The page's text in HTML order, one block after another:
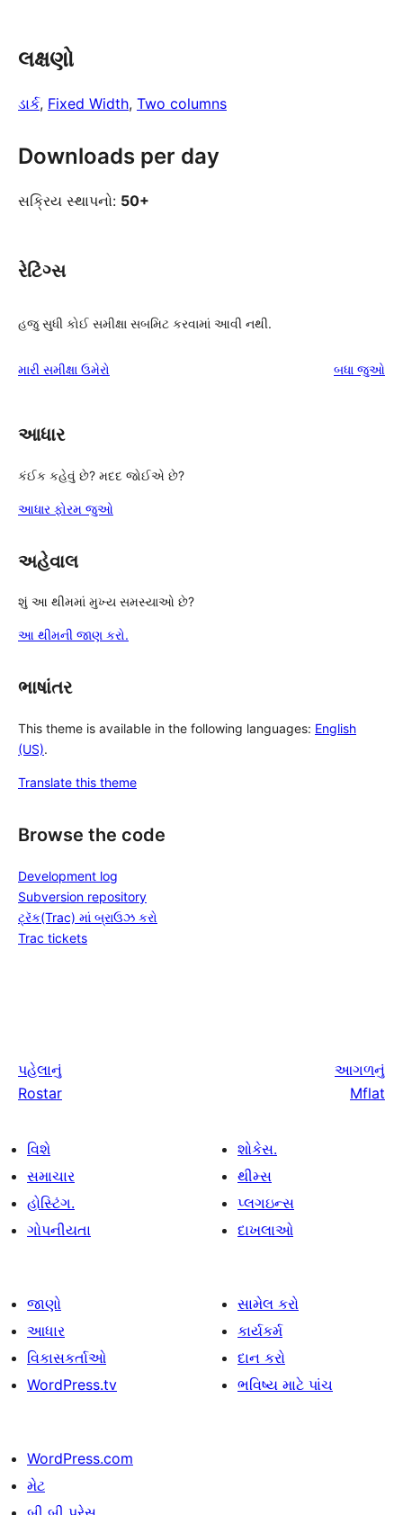
લક્ષણો
ડાર્ક, Fixed Width, Two columns
Downloads per day
સક્રિય સ્થાપનો: 50+
રેટિંગ્સ
હજુ સુધી કોઈ સમીક્ષા સબમિટ કરવામાં આવી નથી.
મારી સમીક્ષા ઉમેરો બધા જુઓ
આધાર
કંઈક કહેવું છે? મદદ જોઈએ છે?
આધાર ફોરમ જુઓ
અહેવાલ
શું આ થીમમાં મુખ્ય સમસ્યાઓ છે?
આ થીમની જાણ કરો.
ભાષાંતર
This theme is available in the following languages: English
(US).
Translate this theme
Browse the code
Development log
Subversion repository
ટ્રૅક(Trac) માં બ્રાઉઝ કરો
Trac tickets
પહેલાનું
Rostar
આગળનું
Mflat
વિશે
સમાચાર
હોસ્ટિંગ.
ગોપનીયતા
શોકેસ.
થીમ્સ
પ્લગઇન્સ
દાખલાઓ
જાણો
આધાર
વિકાસકર્તાઓ
WordPress.tv
સામેલ કરો
કાર્યકર્મ
દાન કરો
ભવિષ્ય માટે પાંચ
WordPress.com
મેટ